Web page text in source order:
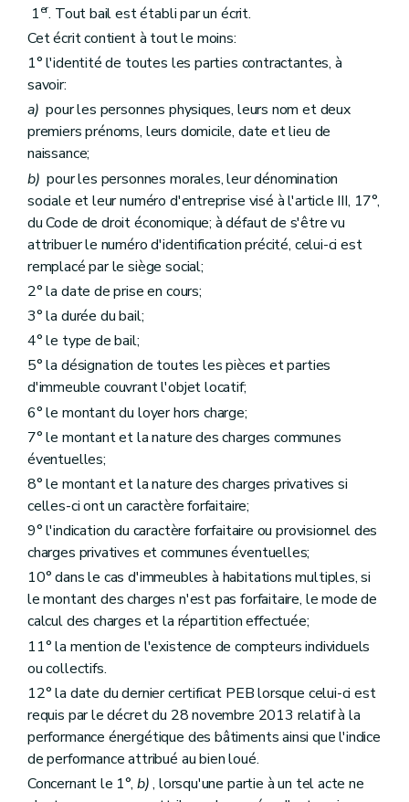
Art. 84
Chapitre VI Du bail glissant
Art. 85
Art. 86
Art. 87
Art. 88
Chapitre VII
Grille indicative des loyers
Art. 89
Art. 89/1
Chapitre VIII Disposition modificative
Art. 90
Chapitre IX Disposition transitoire
Art. 91
Chapitre X Disposition abrogatoire
Art. 92
Chapitre XI
Habilitation du Gouvernement en vue d'une codification
Art. 93
Chapitre XII Disposition finale
Art. 94
1er. Tout bail est établi par un écrit.
Cet écrit contient à tout le moins:
1° l'identité de toutes les parties contractantes, à
savoir:
a) pour les personnes physiques, leurs nom et deux
premiers prénoms, leurs domicile, date et lieu de
naissance;
b) pour les personnes morales, leur dénomination
sociale et leur numéro d'entreprise visé à l'article III, 17°,
du Code de droit économique; à défaut de s'être vu
attribuer le numéro d'identification précité, celui-ci est
remplacé par le siège social;
2° la date de prise en cours;
3° la durée du bail;
4° le type de bail;
5° la désignation de toutes les pièces et parties
d'immeuble couvrant l'objet locatif;
6° le montant du loyer hors charge;
7° le montant et la nature des charges communes
éventuelles;
8° le montant et la nature des charges privatives si
celles-ci ont un caractère forfaitaire;
9° l'indication du caractère forfaitaire ou provisionnel des
charges privatives et communes éventuelles;
10° dans le cas d'immeubles à habitations multiples, si
le montant des charges n'est pas forfaitaire, le mode de
calcul des charges et la répartition effectuée;
11° la mention de l'existence de compteurs individuels
ou collectifs.
12° la date du dernier certificat PEB lorsque celui-ci est
requis par le décret du 28 novembre 2013 relatif à la
performance énergétique des bâtiments ainsi que l'indice
de performance attribué au bien loué.
Concernant le 1°, b), lorsqu'une partie à un tel acte ne